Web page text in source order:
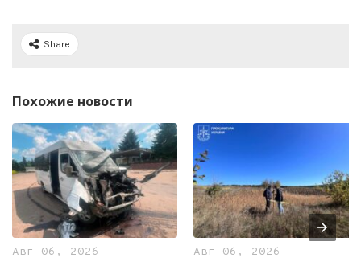
Share
Похожие новости
Авг 06, 2026 Авг 06, 2026